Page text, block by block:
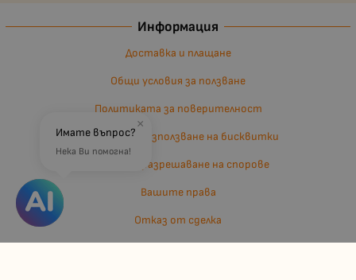
Информация
Доставка и плащане
Общи условия за ползване
Политиката за поверителност
Политика за използване на бисквитки
Въпроси и разрешаване на спорове
Вашите права
Отказ от сделка
×
Имате въпрос?
Нека Ви помогна!